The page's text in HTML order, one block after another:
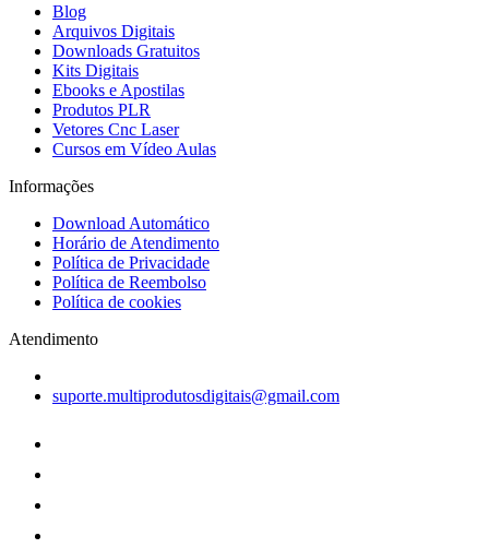
Blog
Arquivos Digitais
Downloads Gratuitos
Kits Digitais
Ebooks e Apostilas
Produtos PLR
Vetores Cnc Laser
Cursos em Vídeo Aulas
Informações
Download Automático
Horário de Atendimento
Política de Privacidade
Política de Reembolso
Política de cookies
Atendimento
suporte.multiprodutosdigitais@gmail.com